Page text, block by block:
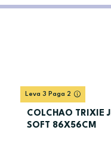
Leva 3 Paga 2
COLCHAO TRIXIE
SOFT 86X56CM